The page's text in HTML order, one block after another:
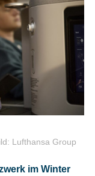
Ausgabe
Lufthansa Group
im Winter